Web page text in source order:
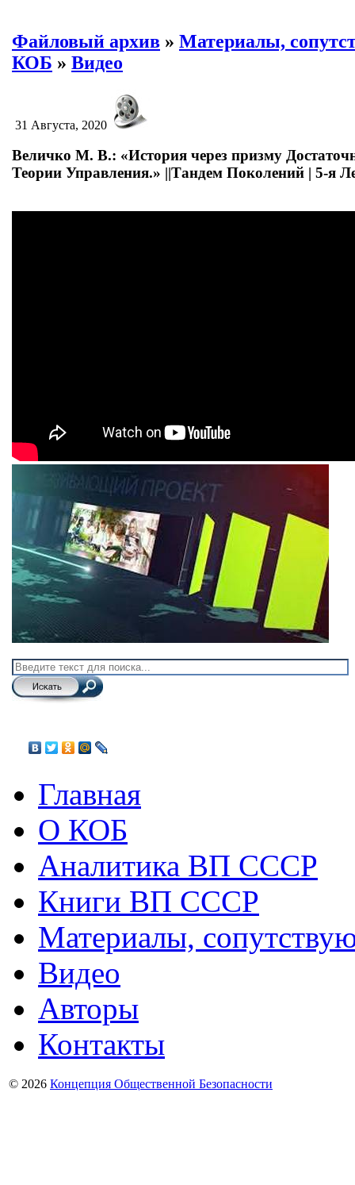
Файловый архив » Материалы,
КОБ » Видео
31 Августа, 2020
Величко М. В.: «История через призму
Теории Управления.» ||Тандем Поколений | 5-я
Главная
О КОБ
Аналитика ВП СССР
Книги ВП СССР
Материалы,
Видео
Авторы
Контакты
© 2026 Концепция Общественной Безопасности